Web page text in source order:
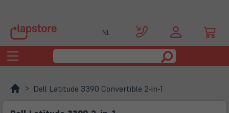
NL
Toggle
navigation
Dell Latitude 3390 Convertible 2-in-1